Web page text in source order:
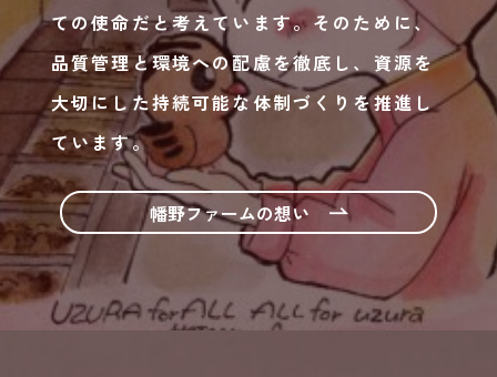
ての使命だと考えています。そのために、
品質管理と環境への配慮を徹底し、資源を
大切にした持続可能な体制づくりを推進し
ています。
幡野ファームの想い